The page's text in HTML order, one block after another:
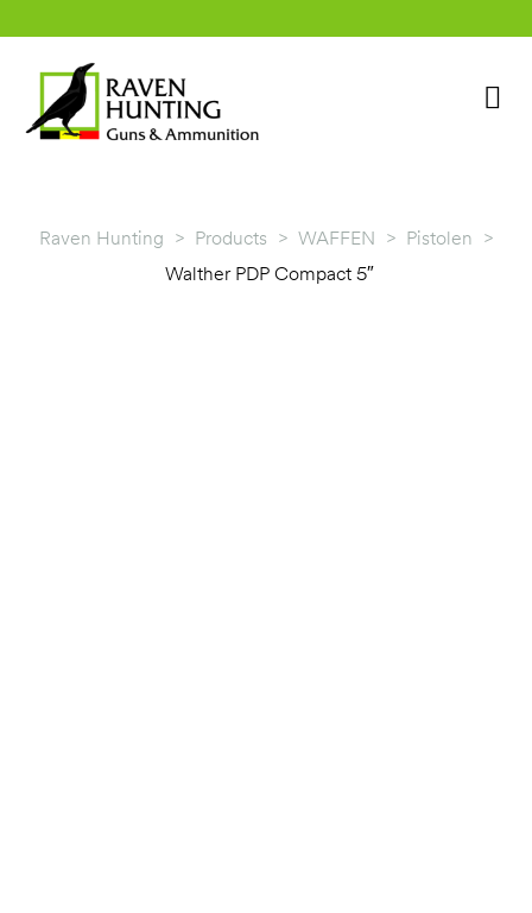
Raven Hunting > Products > WAFFEN > Pistolen >
Walther PDP Compact 5″